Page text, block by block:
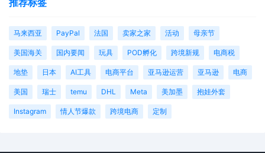
马来西亚 PayPal 法国 卖家之家 活动 母亲节
美国海关 国内要闻 玩具 POD孵化 跨境新规 电商税
地垫 日本 AI工具 电商平台 亚马逊运营 亚马逊 电商
美国 瑞士 temu DHL Meta 美加墨 抱娃外套
Instagram 情人节爆款 跨境电商 定制